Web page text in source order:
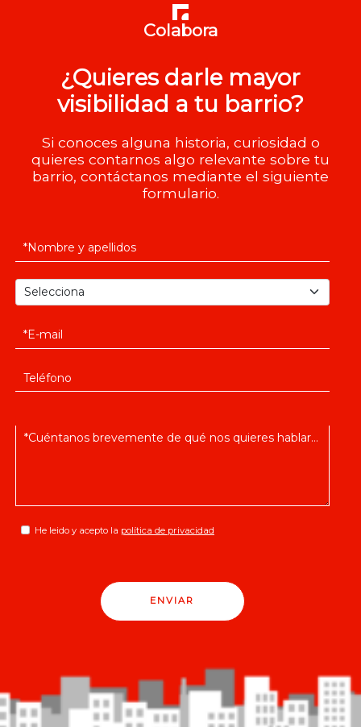
Colabora
¿Quieres darle mayor
visibilidad a tu barrio?
Si conoces alguna historia, curiosidad o
quieres contarnos algo relevante sobre tu
barrio, contáctanos mediante el siguiente
formulario.
He leido y acepto la política de privacidad
ENVIAR